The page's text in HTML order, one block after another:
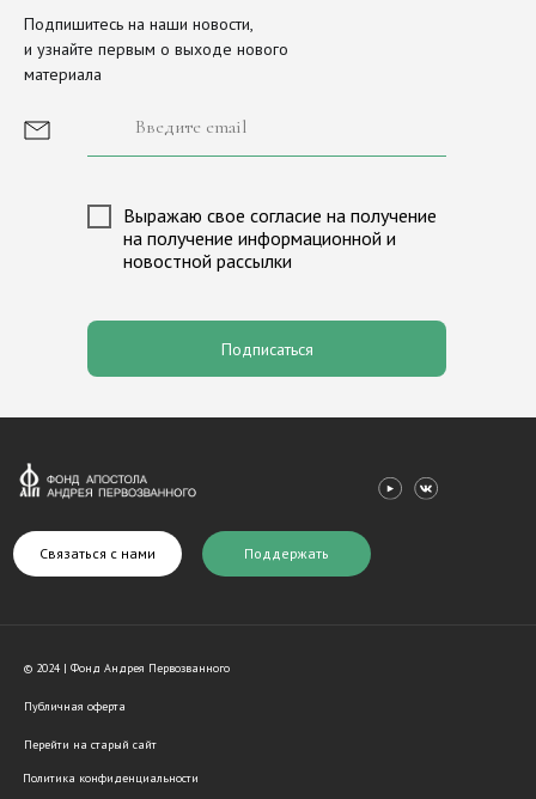
Подпишитесь на наши новости,
и узнайте первым о выходе нового
материала
Выражаю свое согласие на получение
на получение информационной и
новостной рассылки
Подписаться
Поддержать
Связаться с нами
Направления
О Фонде
История фонда
Лига исторических игр
© 2024 | Фонд Андрея Первозванного
Публичная оферта
Перейти на старый сайт
Политика конфиденциальности